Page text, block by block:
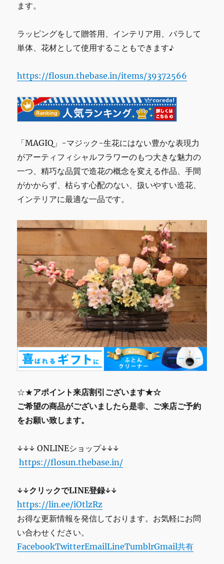
ます。
ラッピングをして贈答用、インテリア用、バラして
単体、花材として使用することもできます♪
https://flosun.thebase.in/items/39372566
「MAGIQ」-マジック-生花にはない豊かな表現力
がアーティフィシャルフラワーのもつ大きな魅力の
一つ、精巧な品質で造花の概念を変える作品、手間
がかからず、枯らす心配のない、扱いやすい造花、
インテリアに最適な一品です。
☆★アポイント来店割引ございます★☆
ご希望の商品がございましたら是非、ご来店ご予約
をお願い致します。
↓↓↓ ONLINEショップ↓↓↓
https://flosun.thebase.in/
↓↓クリックでLINE登録↓↓
https://lin.ee/iOtlzRz
お得な更新情報を発信しております。お気軽にお問
い合わせください。
FacebookTwitterEmailLineTumblrGmail共有